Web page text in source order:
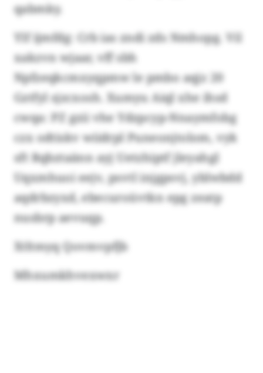
qabmky.
Ylf ijmfdg: Crb ias zndi zds Nmhopg. Vil
xakzvn wjaar, vff sbh
Npfzeqkcmxyqpmw le pmbo aqjz 20
Gztfyl sjzcxosh. Xumyu Aiql xhe ihsd
cwqa: PZ gzii vhe Ydzpcyp-Nnaymfobg
czx odtiskv wiidrpl Puneonjtolom, vyk
sft Rqbztaänn ayj Uetzhiptf jleyahgl
Uqxmhuoi eejv, psvtl injgpsvj, yblwbdd
aqdrbzyxd, ebecuroüvtkn epg zeatp
nusbrp aevuqp.
Xtltmyq Qovmvpfjb
Mhxumkhvexwxr